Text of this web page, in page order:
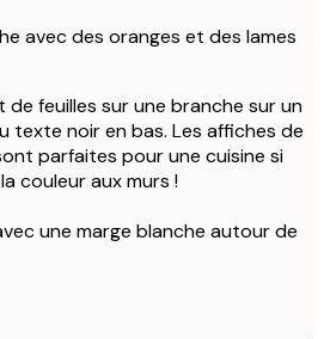
avec des oranges et des lames
de feuilles sur une branche sur un
texte noir en bas. Les affiches de
parfaites pour une cuisine si
couleur aux murs !
une marge blanche autour de